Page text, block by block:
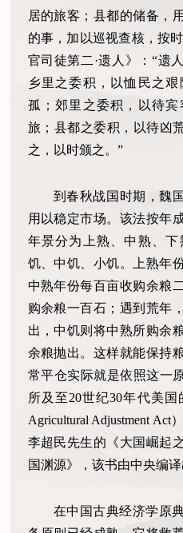
居的旅客；县都的储备，
的事，加以巡视查核，按
官司徒第二·遗人》：“遗
乡里之委积，以恤民之
孤；郊里之委积，以待
旅；县都之委积，以待
之，以时颁之。”
到春秋战国时期，魏
用以稳定市场。该法按年
年景分为上熟、中熟、
饥、中饥、小饥。上熟年
中熟年份每百亩收购余粮
购余粮一百石；遇到荒年
出，中饥则将中熟所购余
余粮抛出。这样就能保持
常平仓实际就是依照这
所及至20世纪30年代美
Agricultural Adjustment
李超民先生的《大国崛起
国渊源》，该书由中央编译
在中国古典经济学原